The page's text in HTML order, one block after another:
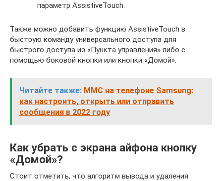
параметр AssistiveTouch.
Также можно добавить функцию AssistiveTouch в
быструю команду универсального доступа для
быстрого доступа из «Пункта управления» либо с
помощью боковой кнопки или кнопки «Домой».
Читайте также: ММС на телефоне Samsung:
как настроить, открыть или отправить
сообщения в 2022 году
Как убрать с экрана айфона кнопку
«Домой»?
Стоит отметить, что алгоритм вывода и удаления